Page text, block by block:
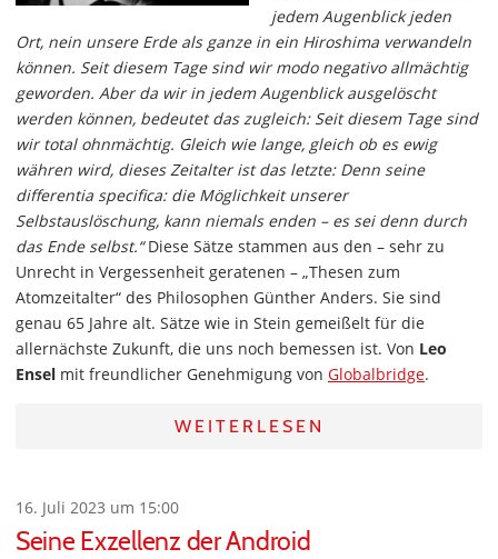
jedem Augenblick jeden
Ort, nein unsere Erde als ganze in ein Hiroshima verwandeln
können. Seit diesem Tage sind wir modo negativo allmächtig
geworden. Aber da wir in jedem Augenblick ausgelöscht
werden können, bedeutet das zugleich: Seit diesem Tage sind
wir total ohnmächtig. Gleich wie lange, gleich ob es ewig
währen wird, dieses Zeitalter ist das letzte: Denn seine
differentia specifica: die Möglichkeit unserer
Selbstauslöschung, kann niemals enden – es sei denn durch
das Ende selbst.“Diese Sätze stammen aus den – sehr zu
Unrecht in Vergessenheit geratenen – „Thesen zum
Atomzeitalter“ des Philosophen Günther Anders. Sie sind
genau 65 Jahre alt. Sätze wie in Stein gemeißelt für die
allernächste Zukunft, die uns noch bemessen ist. Von Leo
Ensel mit freundlicher Genehmigung von Globalbridge.
WEITERLESEN
16. Juli 2023 um 15:00
Seine Exzellenz der Android